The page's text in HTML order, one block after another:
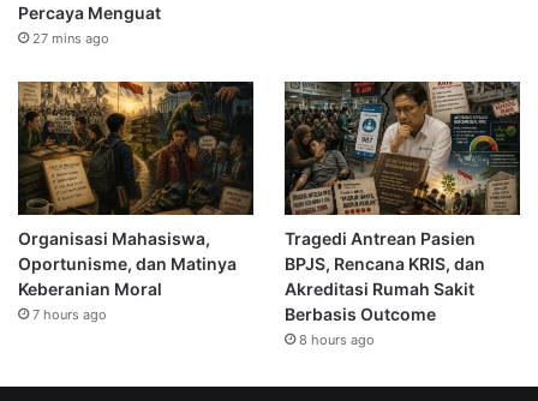
Percaya Menguat
27 mins ago
Organisasi Mahasiswa,
Oportunisme, dan Matinya
Keberanian Moral
7 hours ago
Tragedi Antrean Pasien
BPJS, Rencana KRIS, dan
Akreditasi Rumah Sakit
Berbasis Outcome
8 hours ago